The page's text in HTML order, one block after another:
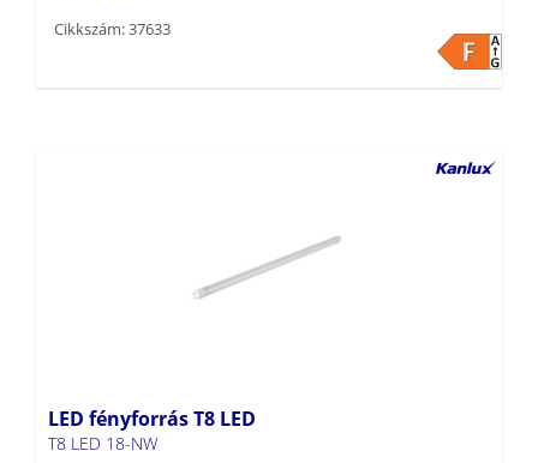
Cikkszám: 37633
LED fényforrás T8 LED
T8 LED 18-NW